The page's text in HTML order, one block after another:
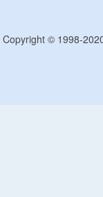
Copyright © 1998-